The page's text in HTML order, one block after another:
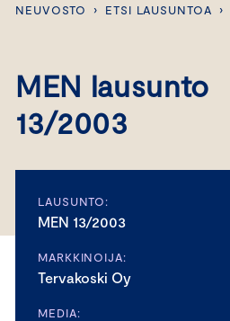
NEUVOSTO
› ETSI LAUSUNTOA ›
MEN lausunto
13/2003
LAUSUNTO:
MEN 13/2003
MARKKINOIJA:
Tervakoski Oy
MEDIA: